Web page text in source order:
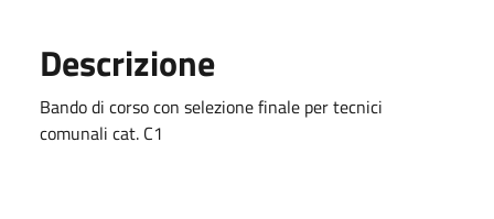
Descrizione
Bando di corso con selezione finale per tecnici
comunali cat. C1